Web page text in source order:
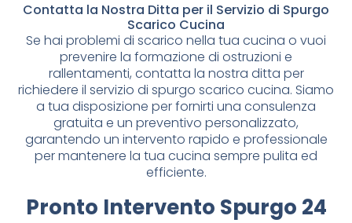
Contatta la Nostra Ditta per il Servizio di Spurgo
Scarico Cucina
Se hai problemi di scarico nella tua cucina o vuoi
prevenire la formazione di ostruzioni e
rallentamenti, contatta la nostra ditta per
richiedere il servizio di spurgo scarico cucina. Siamo
a tua disposizione per fornirti una consulenza
gratuita e un preventivo personalizzato,
garantendo un intervento rapido e professionale
per mantenere la tua cucina sempre pulita ed
efficiente.
Pronto Intervento Spurgo 24